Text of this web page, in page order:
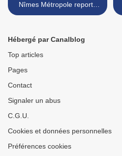
Nîmes Métropole reporté
pour cause d'anti !!
Hébergé par Canalblog
Top articles
Pages
Contact
Signaler un abus
C.G.U.
Cookies et données personnelles
Préférences cookies